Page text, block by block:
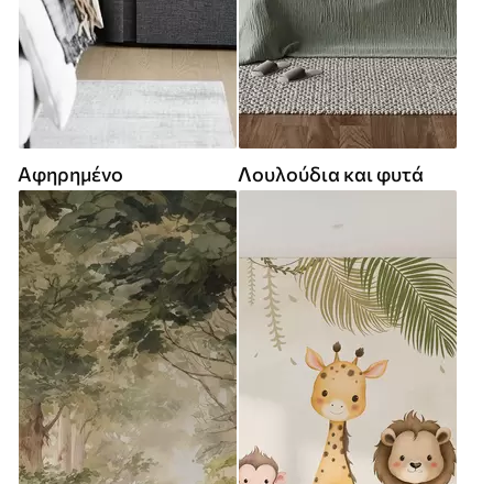
Αφηρημένο Λουλούδια και φυτά